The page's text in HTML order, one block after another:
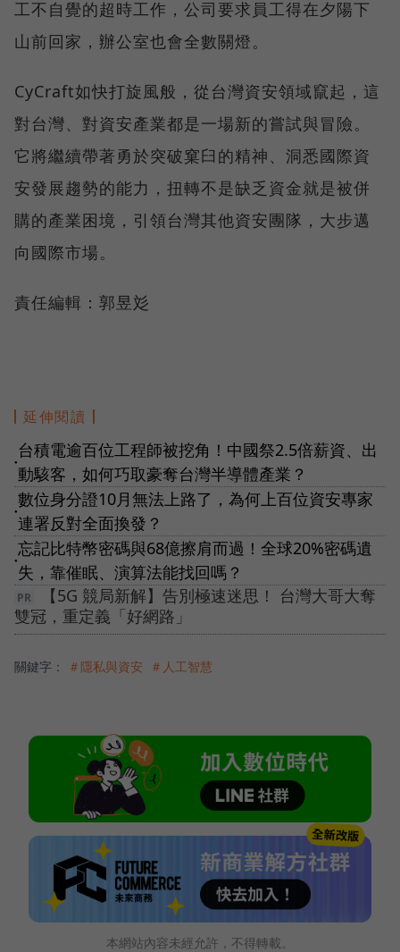
工不自覺的超時工作，公司要求員工得在夕陽下
山前回家，辦公室也會全數關燈。
CyCraft如快打旋風般，從台灣資安領域竄起，這
對台灣、對資安產業都是一場新的嘗試與冒險。
它將繼續帶著勇於突破窠臼的精神、洞悉國際資
安發展趨勢的能力，扭轉不是缺乏資金就是被併
購的產業困境，引領台灣其他資安團隊，大步邁
向國際市場。
責任編輯：郭昱彣
延伸閱讀
●
台積電逾百位工程師被挖角！中國祭2.5倍薪資、出
動駭客，如何巧取豪奪台灣半導體產業？
●
數位身分證10月無法上路了，為何上百位資安專家
連署反對全面換發？
●
忘記比特幣密碼與68億擦肩而過！全球20%密碼遺
失，靠催眠、演算法能找回嗎？
【5G 競局新解】告別極速迷思！ 台灣大哥大奪
雙冠，重定義「好網路」
關鍵字： ＃隱私與資安 ＃人工智慧
本網站內容未經允許，不得轉載。